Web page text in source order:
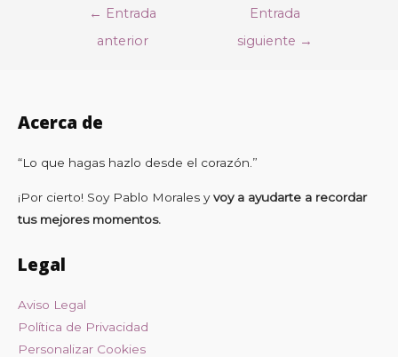
← Entrada
anterior
Entrada
siguiente →
Acerca de
“Lo que hagas hazlo desde el corazón.”
¡Por cierto! Soy Pablo Morales yvoy a ayudarte a recordar
tus mejores momentos.
Legal
Aviso Legal
Política de Privacidad
Personalizar Cookies